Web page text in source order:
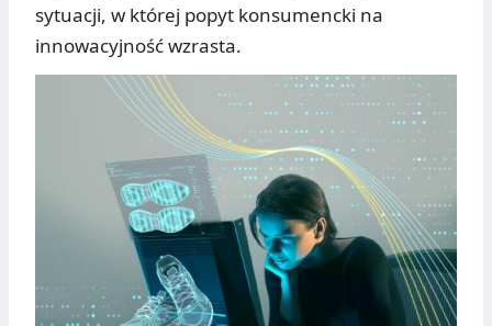
sytuacji, w której popyt konsumencki na
innowacyjność wzrasta.